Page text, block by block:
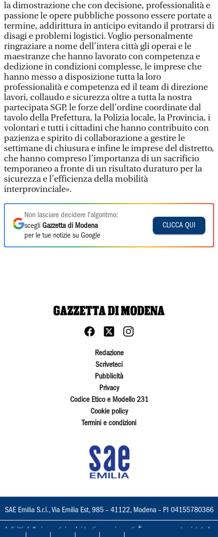
la dimostrazione che con decisione, professionalità e
passione le opere pubbliche possono essere portate a
termine, addirittura in anticipo evitando il protrarsi di
disagi e problemi logistici. Voglio personalmente
ringraziare a nome dell’intera città gli operai e le
maestranze che hanno lavorato con competenza e
dedizione in condizioni complesse, le imprese che
hanno messo a disposizione tutta la loro
professionalità e competenza ed il team di direzione
lavori, collaudo e sicurezza oltre a tutta la nostra
partecipata SGP, le forze dell’ordine coordinate dal
tavolo della Prefettura, la Polizia locale, la Provincia, i
volontari e tutti i cittadini che hanno contribuito con
pazienza e spirito di collaborazione a gestire le
settimane di chiusura e infine le imprese del distretto,
che hanno compreso l’importanza di un sacrificio
temporaneo a fronte di un risultato duraturo per la
sicurezza e l’efficienza della mobilità
interprovinciale».
Non lasciare decidere l'algoritmo:
scegli Gazzetta di Modena
per le tue notizie su Google
CLICCA QUI
Redazione
Scriveteci
Pubblicità
Privacy
Codice Etico e Modello 231
Cookie policy
Termini e condizioni
SAE Emilia S.r.l., Via Emilia Est, 985 – 41122, Modena – PI 04155780366
I diritti delle immagini e dei testi sono riservati. È espressamente vietata la